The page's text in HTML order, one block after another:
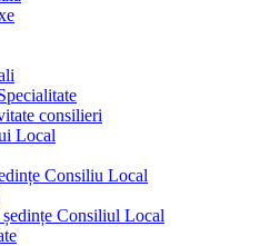
consilieri
Local
Consiliu Local
ședințe Consiliul Local